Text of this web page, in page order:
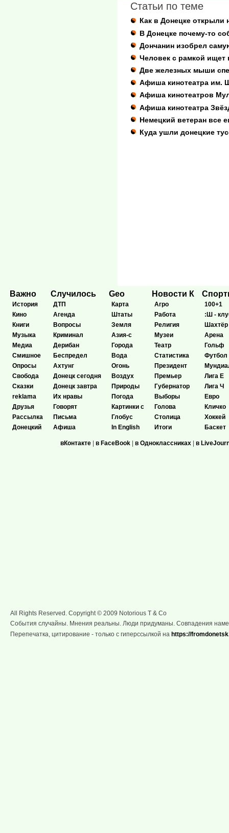
Статьи по теме
Как в Донецке открыли
В Донецке почему-то
Дончанин изобрел
Человек с рамкой
Две железных мыши
Афиша кинотеатра им.
Афиша кинотеатров
Афиша кинотеатра
Немецкий ветеран все
Куда ушли донецкие
Важно
История
Кино
Книги
Музыка
Медиа
Смишное
Опросы
Свобода
Сказки
reklama
Друзья
Рассылка
Донецкий
Случилось
ДТП
Агенда
Вопросы
Криминал
Дерибан
Беспредел
Ахтунг
Донецк сегодня
Донецк завтра
Их нравы
Говорят
Письма
Афиша
Geo
Карта
Штаты
Земля
Азия-с
Города
Вода
Огонь
Воздух
Природы
Погода
Картинки с
Глобус
In English
Новости К
Агро
Работа
Религия
Музеи
Театр
Статистика
Президент
Премьер
Губернатор
Выборы
Голова
Столица
Итоги
100+1
:Ш -
Шахтёр
Арена
Гольф
Футбол
Лига Е
Лига Ч
Евро
Кличко
Хоккей
Баскет
вКонтакте | в FaceBook | в Одноклассниках | в
All Rights Reserved. Copyright © 2009 Notorious T & Co
События случайны. Мнения реальны. Люди придуманы. Совпадения
Перепечатка, цитирование - только с гиперссылкой на https://